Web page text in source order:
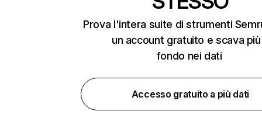
Prova l'intera suite di strumenti
un account gratuito e scava
fondo nei dati
Accesso gratuito a più dati